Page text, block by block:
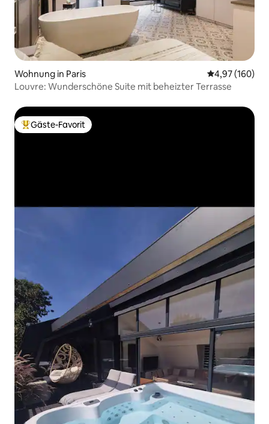
Wohnung in Paris
4,97 (160)
Louvre: Wunderschöne Suite mit beheizter Terrasse
Beliebter Gäste-Favorit.
Gäste-Favorit